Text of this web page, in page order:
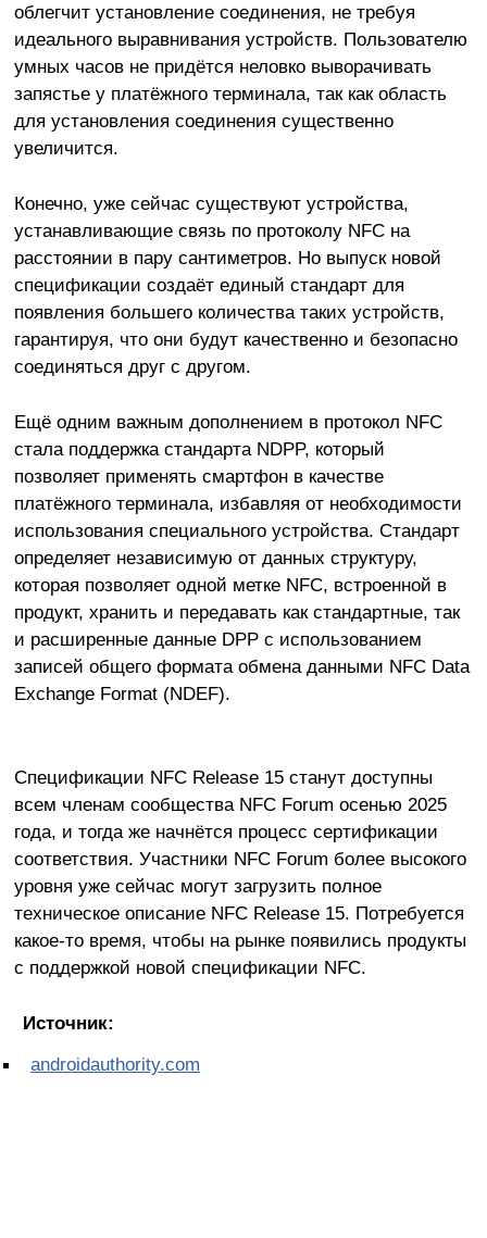
облегчит установление соединения, не требуя
идеального выравнивания устройств. Пользователю
умных часов не придётся неловко выворачивать
запястье у платёжного терминала, так как область
для установления соединения существенно
увеличится.
Конечно, уже сейчас существуют устройства,
устанавливающие связь по протоколу NFC на
расстоянии в пару сантиметров. Но выпуск новой
спецификации создаёт единый стандарт для
появления большего количества таких устройств,
гарантируя, что они будут качественно и безопасно
соединяться друг с другом.
Ещё одним важным дополнением в протокол NFC
стала поддержка стандарта NDPP, который
позволяет применять смартфон в качестве
платёжного терминала, избавляя от необходимости
использования специального устройства. Стандарт
определяет независимую от данных структуру,
которая позволяет одной метке NFC, встроенной в
продукт, хранить и передавать как стандартные, так
и расширенные данные DPP с использованием
записей общего формата обмена данными NFC Data
Exchange Format (NDEF).
Спецификации NFC Release 15 станут доступны
всем членам сообщества NFC Forum осенью 2025
года, и тогда же начнётся процесс сертификации
соответствия. Участники NFC Forum более высокого
уровня уже сейчас могут загрузить полное
техническое описание NFC Release 15. Потребуется
какое-то время, чтобы на рынке появились продукты
с поддержкой новой спецификации NFC.
Источник:
androidauthority.com